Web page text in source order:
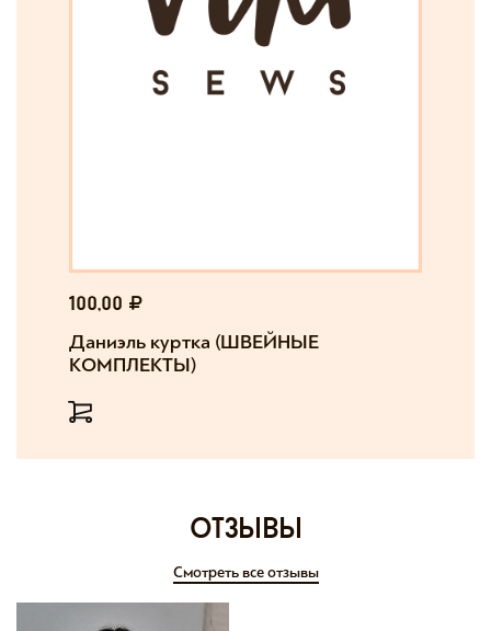
100,00
Даниэль куртка (ШВЕЙНЫЕ
КОМПЛЕКТЫ)
отзывы
Смотреть все отзывы